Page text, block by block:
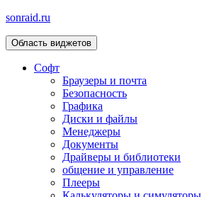
sonraid.ru
Скачивай программы, мини игры
Область виджетов
Софт
Браузеры и почта
Безопасность
Графика
Диски и файлы
Менеджеры
Документы
Драйверы и библиотеки
общение и управление
Плееры